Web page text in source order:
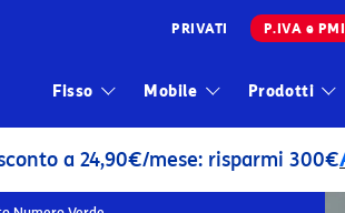
PRIVATI P.IVA e PMI
Fisso Mobile Prodotti
risparmi 300€ACQUISTA ORA